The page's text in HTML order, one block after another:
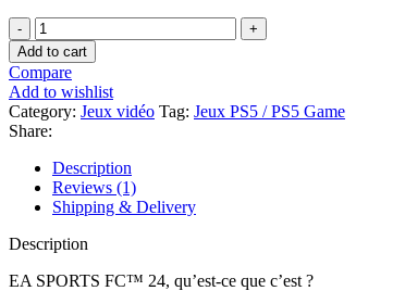
Add to cart
Compare
Add to wishlist
Category: Jeux vidéo Tag: Jeux PS5 / PS5 Game
Share:
Description
Reviews (1)
Shipping & Delivery
Description
EA SPORTS FC™ 24, qu’est-ce que c’est ?